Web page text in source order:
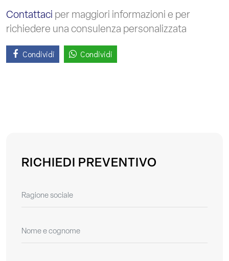
Contattaci per maggiori informazioni e per
richiedere una consulenza personalizzata
Condividi Condividi
RICHIEDI PREVENTIVO